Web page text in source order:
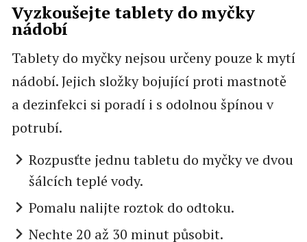
Vyzkoušejte tablety do myčky
nádobí
Tablety do myčky nejsou určeny pouze k mytí
nádobí. Jejich složky bojující proti mastnotě
a dezinfekci si poradí i s odolnou špínou v
potrubí.
Rozpusťte jednu tabletu do myčky ve dvou
šálcích teplé vody.
Pomalu nalijte roztok do odtoku.
Nechte 20 až 30 minut působit.